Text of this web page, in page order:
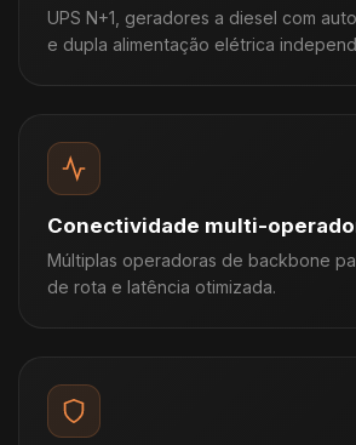
UPS N+1, geradores a diesel com
e dupla alimentação elétrica
Conectividade multi-
Múltiplas operadoras de backbone
de rota e latência otimizada.